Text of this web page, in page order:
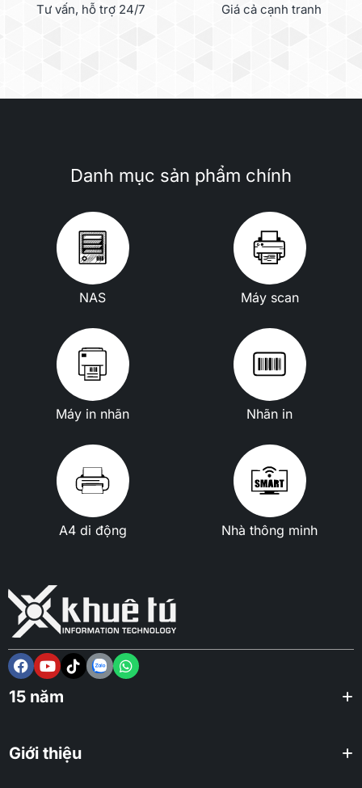
Tư vấn, hỗ trợ 24/7 Giá cả cạnh tranh
Danh mục sản phẩm chính
NAS Máy scan
Máy in nhãn Nhãn in
A4 di động Nhà thông minh
15 năm
Giới thiệu